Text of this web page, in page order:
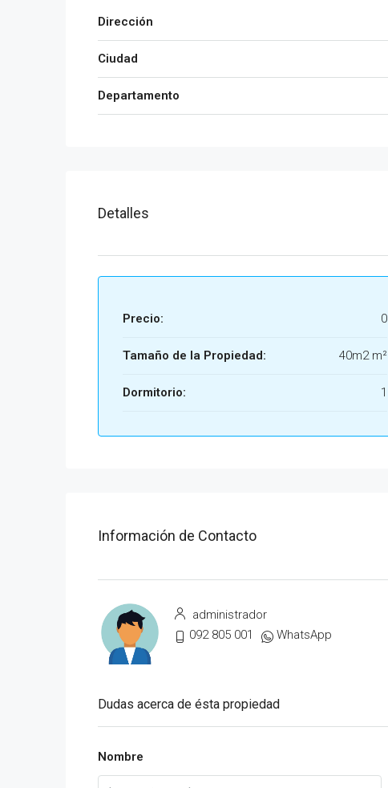
Dirección
Ciudad
Departamento
Detalles
Precio: 0
Tamaño de la Propiedad: 40m2 m²
Dormitorio: 1
Información de Contacto
administrador
092 805 001
WhatsApp
Dudas acerca de ésta propiedad
Nombre